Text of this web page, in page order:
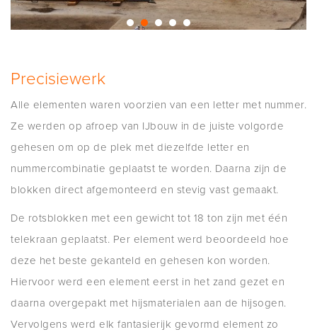
Precisiewerk
Alle elementen waren voorzien van een letter met nummer.
Ze werden op afroep van IJbouw in de juiste volgorde
gehesen om op de plek met diezelfde letter en
nummercombinatie geplaatst te worden. Daarna zijn de
blokken direct afgemonteerd en stevig vast gemaakt.
De rotsblokken met een gewicht tot 18 ton zijn met één
telekraan geplaatst. Per element werd beoordeeld hoe
deze het beste gekanteld en gehesen kon worden.
Hiervoor werd een element eerst in het zand gezet en
daarna overgepakt met hijsmaterialen aan de hijsogen.
Vervolgens werd elk fantasierijk gevormd element zo